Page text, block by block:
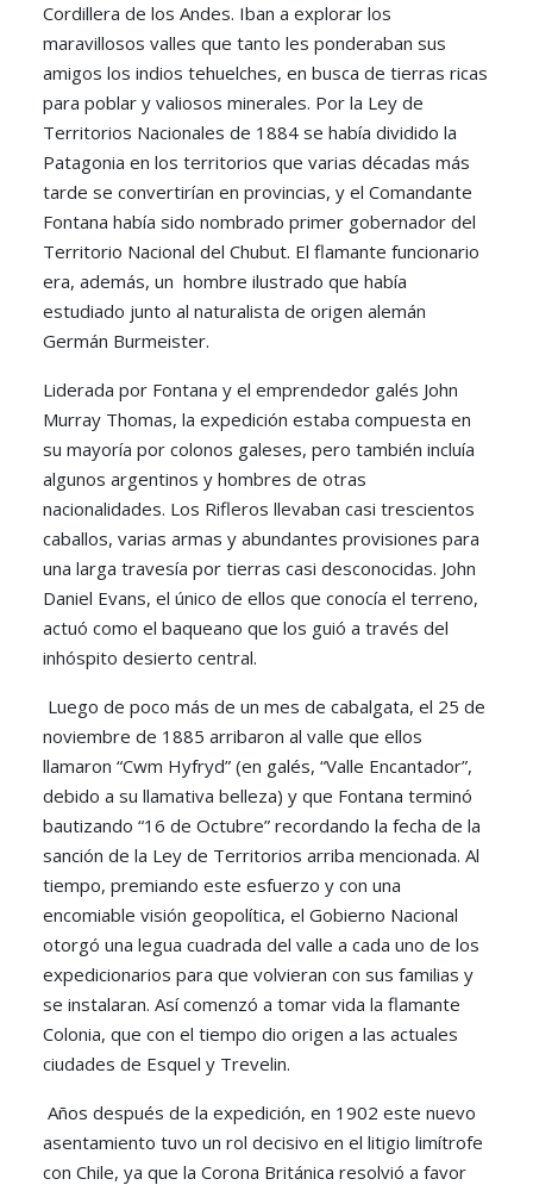
Cordillera de los Andes. Iban a explorar los
maravillosos valles que tanto les ponderaban sus
amigos los indios tehuelches, en busca de tierras ricas
para poblar y valiosos minerales. Por la Ley de
Territorios Nacionales de 1884 se había dividido la
Patagonia en los territorios que varias décadas más
tarde se convertirían en provincias, y el Comandante
Fontana había sido nombrado primer gobernador del
Territorio Nacional del Chubut. El flamante funcionario
era, además, un hombre ilustrado que había
estudiado junto al naturalista de origen alemán
Germán Burmeister.
Liderada por Fontana y el emprendedor galés John
Murray Thomas, la expedición estaba compuesta en
su mayoría por colonos galeses, pero también incluía
algunos argentinos y hombres de otras
nacionalidades. Los Rifleros llevaban casi trescientos
caballos, varias armas y abundantes provisiones para
una larga travesía por tierras casi desconocidas. John
Daniel Evans, el único de ellos que conocía el terreno,
actuó como el baqueano que los guió a través del
inhóspito desierto central.
Luego de poco más de un mes de cabalgata, el 25 de
noviembre de 1885 arribaron al valle que ellos
llamaron “Cwm Hyfryd” (en galés, “Valle Encantador”,
debido a su llamativa belleza) y que Fontana terminó
bautizando “16 de Octubre” recordando la fecha de la
sanción de la Ley de Territorios arriba mencionada. Al
tiempo, premiando este esfuerzo y con una
encomiable visión geopolítica, el Gobierno Nacional
otorgó una legua cuadrada del valle a cada uno de los
expedicionarios para que volvieran con sus familias y
se instalaran. Así comenzó a tomar vida la flamante
Colonia, que con el tiempo dio origen a las actuales
ciudades de Esquel y Trevelin.
Años después de la expedición, en 1902 este nuevo
asentamiento tuvo un rol decisivo en el litigio limítrofe
con Chile, ya que la Corona Británica resolvió a favor